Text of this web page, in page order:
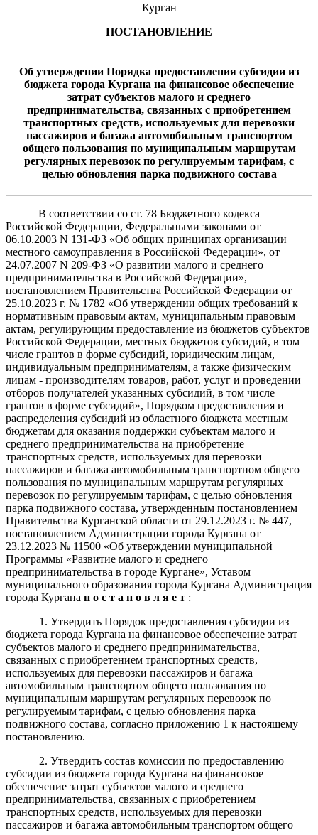
Курган
ПОСТАНОВЛЕНИЕ
Об утверждении Порядка предоставления субсидии из
бюджета города Кургана на финансовое обеспечение
затрат субъектов малого и среднего
предпринимательства, связанных с приобретением
транспортных средств, используемых для перевозки
пассажиров и багажа автомобильным транспортом
общего пользования по муниципальным маршрутам
регулярных перевозок по регулируемым тарифам, с
целью обновления парка подвижного состава
В соответствии со ст. 78 Бюджетного кодекса
Российской Федерации, Федеральными законами от
06.10.2003 N 131-ФЗ «Об общих принципах организации
местного самоуправления в Российской Федерации», от
24.07.2007 N 209-ФЗ «О развитии малого и среднего
предпринимательства в Российской Федерации»,
постановлением Правительства Российской Федерации от
25.10.2023 г. № 1782 «Об утверждении общих требований к
нормативным правовым актам, муниципальным правовым
актам, регулирующим предоставление из бюджетов субъектов
Российской Федерации, местных бюджетов субсидий, в том
числе грантов в форме субсидий, юридическим лицам,
индивидуальным предпринимателям, а также физическим
лицам - производителям товаров, работ, услуг и проведении
отборов получателей указанных субсидий, в том числе
грантов в форме субсидий», Порядком предоставления и
распределения субсидий из областного бюджета местным
бюджетам для оказания поддержки субъектам малого и
среднего предпринимательства на приобретение
транспортных средств, используемых для перевозки
пассажиров и багажа автомобильным транспортном общего
пользования по муниципальным маршрутам регулярных
перевозок по регулируемым тарифам, с целью обновления
парка подвижного состава, утвержденным постановлением
Правительства Курганской области от 29.12.2023 г. № 447,
постановлением Администрации города Кургана от
23.12.2023 № 11500 «Об утверждении муниципальной
Программы «Развитие малого и среднего
предпринимательства в городе Кургане», Уставом
муниципального образования города Кургана Администрация
города Кургана п о с т а н о в л я е т :
1. Утвердить Порядок предоставления субсидии из
бюджета города Кургана на финансовое обеспечение затрат
субъектов малого и среднего предпринимательства,
связанных с приобретением транспортных средств,
используемых для перевозки пассажиров и багажа
автомобильным транспортом общего пользования по
муниципальным маршрутам регулярных перевозок по
регулируемым тарифам, с целью обновления парка
подвижного состава, согласно приложению 1 к настоящему
постановлению.
2. Утвердить состав комиссии по предоставлению
субсидии из бюджета города Кургана на финансовое
обеспечение затрат субъектов малого и среднего
предпринимательства, связанных с приобретением
транспортных средств, используемых для перевозки
пассажиров и багажа автомобильным транспортом общего